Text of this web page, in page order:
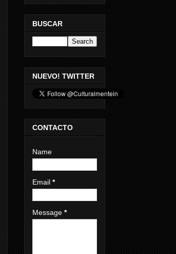
BUSCAR
NUEVO! TWITTER
CONTACTO
Name
Email *
Message *